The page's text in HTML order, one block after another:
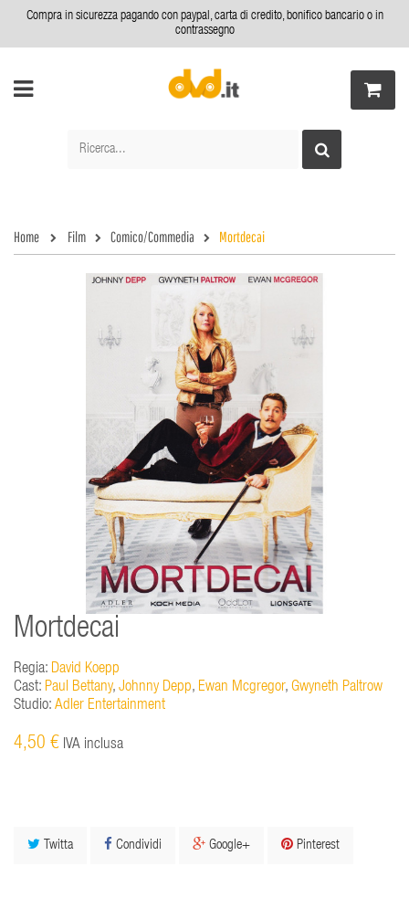
Compra in sicurezza pagando con paypal, carta di credito, bonifico bancario o in
contrassegno
Home Film Comico/Commedia Mortdecai
Mortdecai
Regia: David Koepp
Cast: Paul Bettany, Johnny Depp, Ewan Mcgregor, Gwyneth Paltrow
Studio: Adler Entertainment
4,50 € IVA inclusa
Twitta Condividi Google+ Pinterest